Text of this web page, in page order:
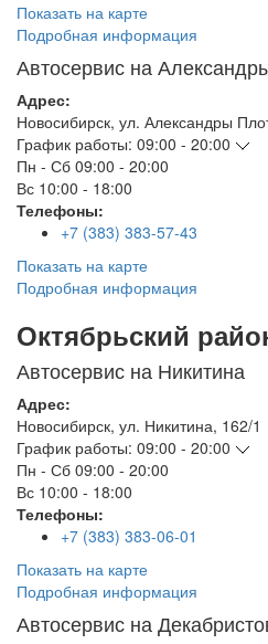
Показать на карте
Подробная информация
Автосервис на
Адрес:
Новосибирск, ул. Александры
График работы: 09:00 - 20:00
Пн - Сб 09:00 - 20:00
Вс 10:00 - 18:00
Телефоны:
+7 (383) 383-57-43
Показать на карте
Подробная информация
Октябрьский
Автосервис на Никитина
Адрес:
Новосибирск, ул. Никитина, 162/1
График работы: 09:00 - 20:00
Пн - Сб 09:00 - 20:00
Вс 10:00 - 18:00
Телефоны:
+7 (383) 383-06-01
Показать на карте
Подробная информация
Автосервис на